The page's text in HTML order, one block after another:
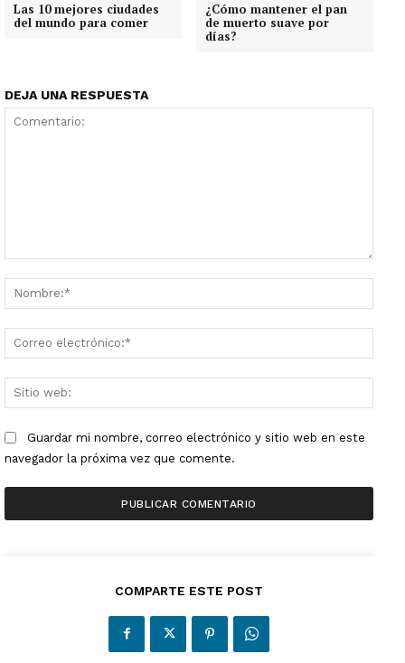
Las 10 mejores ciudades
del mundo para comer
¿Cómo mantener el pan
de muerto suave por
días?
DEJA UNA RESPUESTA
web:
Guardar mi nombre, correo electrónico y sitio web en este
navegador la próxima vez que comente.
COMPARTE ESTE POST